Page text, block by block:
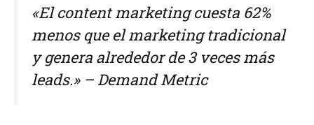
«El content marketing cuesta 62%
menos que el marketing tradicional
y genera alrededor de 3 veces más
leads.» – Demand Metric